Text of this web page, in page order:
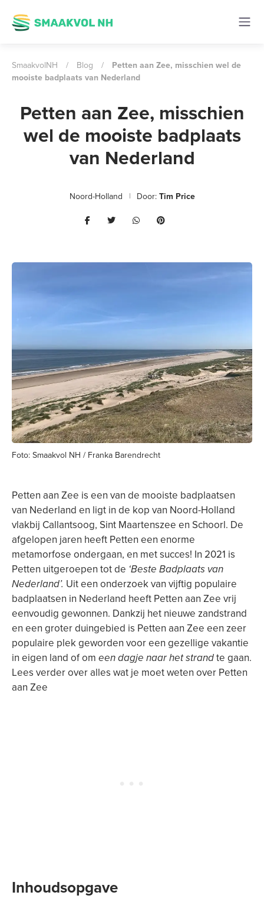
SmaakvolNH / Blog /
Petten aan Zee, misschien wel de
mooiste badplaats van Nederland
Foto: Smaakvol NH / Franka Barendrecht
Petten aan Zee, misschien
wel de mooiste badplaats
van Nederland
Noord-Holland Door:Tim Price
Petten aan Zee is een van de mooiste badplaatsen
van Nederland en ligt in de kop van Noord-Holland
vlakbij Callantsoog, Sint Maartenszee en Schoorl. De
afgelopen jaren heeft Petten een enorme
metamorfose ondergaan, en met succes! In 2021 is
Petten uitgeroepen tot de ‘Beste Badplaats van
Nederland’. Uit een onderzoek van vijftig populaire
badplaatsen in Nederland heeft Petten aan Zee vrij
eenvoudig gewonnen. Dankzij het nieuwe zandstrand
en een groter duingebied is Petten aan Zee een zeer
populaire plek geworden voor een gezellige vakantie
in eigen land of om een dagje naar het strandte gaan.
Lees verder over alles wat je moet weten over Petten
aan Zee
Inhoudsopgave